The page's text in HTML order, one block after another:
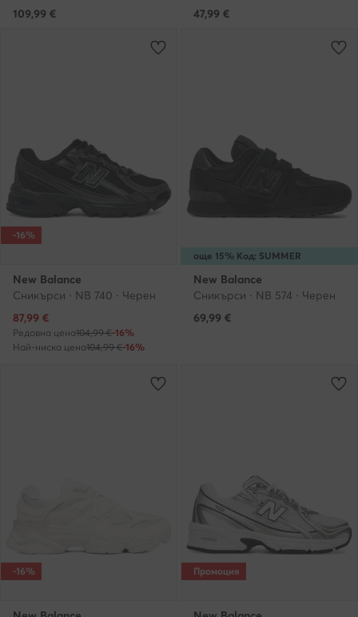
109,99 €
47,99 €
-16%
New Balance
Сникърси · NB 740 · Черен
Актуална цена
87,99 €
Редовна цена104,99 €-16%
Най-ниска цена104,99 €-16%
още 15% Код: SUMMER
New Balance
Сникърси · NB 574 · Черен
69,99 €
-16% Промоция